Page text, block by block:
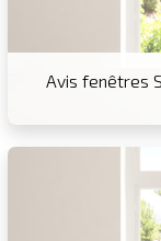
Avis fenêtres